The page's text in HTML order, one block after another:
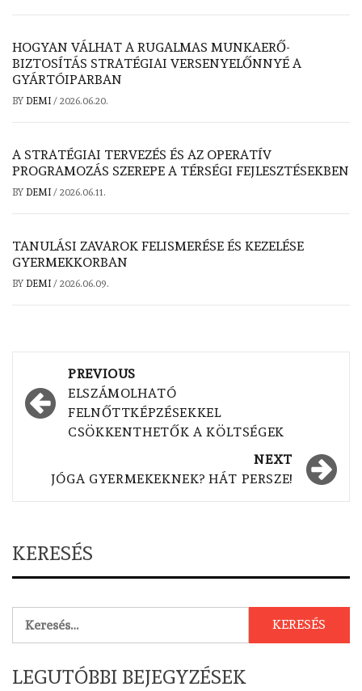
HOGYAN VÁLHAT A RUGALMAS MUNKAERŐ-
BIZTOSÍTÁS STRATÉGIAI VERSENYELŐNNYÉ A
GYÁRTÓIPARBAN
BY DEMI / 2026.06.20.
A STRATÉGIAI TERVEZÉS ÉS AZ OPERATÍV
PROGRAMOZÁS SZEREPE A TÉRSÉGI FEJLESZTÉSEKBEN
BY DEMI / 2026.06.11.
TANULÁSI ZAVAROK FELISMERÉSE ÉS KEZELÉSE
GYERMEKKORBAN
BY DEMI / 2026.06.09.
navigation
PREVIOUS
ELSZÁMOLHATÓ
FELNŐTTKÉPZÉSEKKEL
CSÖKKENTHETŐK A KÖLTSÉGEK
NEXT
JÓGA GYERMEKEKNEK? HÁT PERSZE!
KERESÉS
LEGUTÓBBI BEJEGYZÉSEK